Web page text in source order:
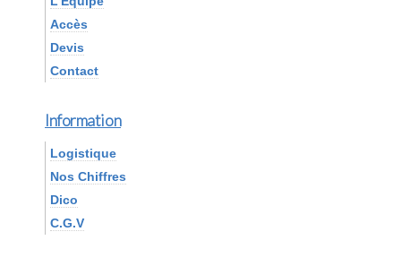
Accès
Devis
Contact
Information
Logistique
Nos Chiffres
Dico
C.G.V